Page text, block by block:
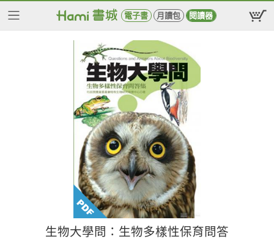
電子書 月讀包 閱讀器
生物大學問：生物多樣性保育問答